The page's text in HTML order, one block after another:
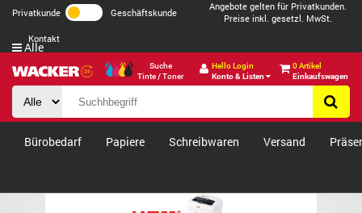
Privatkunde Geschäftskunde
Angebote gelten für Privatkunden.
Preise inkl. gesetzl. MwSt.
Kontakt
Suche
Tinte / Toner
Hello Login
Konto & Listen
0 Artikel
Einkaufswagen
Alle
Bürobedarf Papiere Schreibwaren Versand